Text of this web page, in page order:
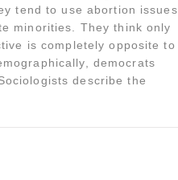
tend to use abortion issues
minorities. They think only
is completely opposite to
democrats
describe the